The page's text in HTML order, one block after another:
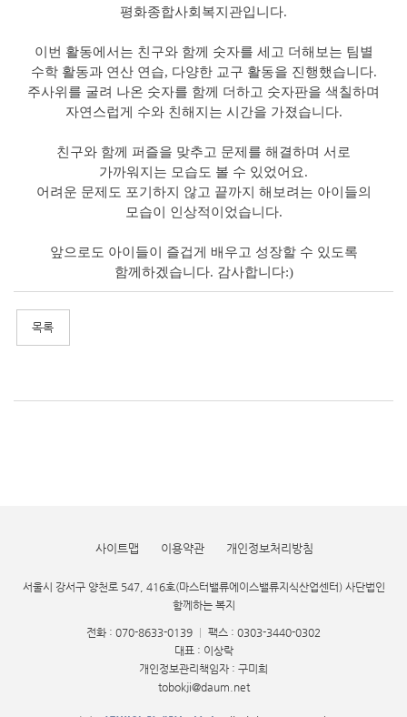
평화종합사회복지관입니다.
이번 활동에서는 친구와 함께 숫자를 세고 더해보는 팀별
수학 활동과 연산 연습, 다양한 교구 활동을 진행했습니다.
주사위를 굴려 나온 숫자를 함께 더하고 숫자판을 색칠하며
자연스럽게 수와 친해지는 시간을 가졌습니다.
친구와 함께 퍼즐을 맞추고 문제를 해결하며 서로
가까워지는 모습도 볼 수 있었어요.
어려운 문제도 포기하지 않고 끝까지 해보려는 아이들의
모습이 인상적이었습니다.
앞으로도 아이들이 즐겁게 배우고 성장할 수 있도록
함께하겠습니다. 감사합니다:)
사이트맵 이용약관 개인정보처리방침
서울시 강서구 양천로 547, 416호(마스터밸류에이스밸류지식산업센터) 사단법인
함께하는 복지
전화 : 070-8633-0139
팩스 : 0303-3440-0302
대표 : 이상락
개인정보관리책임자 : 구미희
tobokji@daum.net